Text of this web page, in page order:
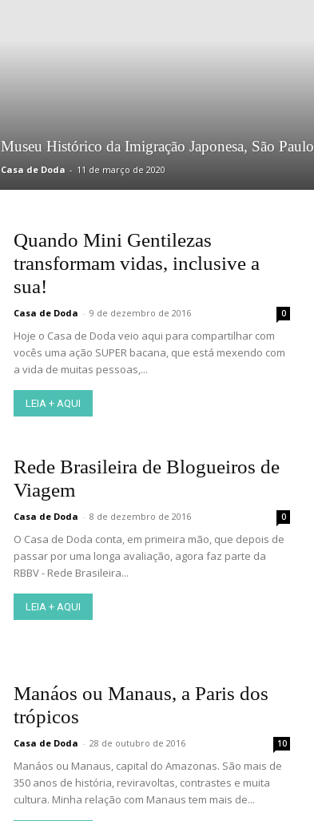
Museu Histórico da Imigração Japonesa, São Paulo
Casa de Doda - 11 de março de 2020
Quando Mini Gentilezas
transformam vidas, inclusive a
sua!
Casa de Doda - 9 de dezembro de 2016 0
Hoje o Casa de Doda veio aqui para compartilhar com
vocês uma ação SUPER bacana, que está mexendo com
a vida de muitas pessoas,...
LEIA + AQUI
Rede Brasileira de Blogueiros de
Viagem
Casa de Doda - 8 de dezembro de 2016 0
O Casa de Doda conta, em primeira mão, que depois de
passar por uma longa avaliação, agora faz parte da
RBBV - Rede Brasileira...
LEIA + AQUI
Manáos ou Manaus, a Paris dos
trópicos
Casa de Doda - 28 de outubro de 2016 10
Manáos ou Manaus, capital do Amazonas. São mais de
350 anos de história, reviravoltas, contrastes e muita
cultura. Minha relação com Manaus tem mais de...